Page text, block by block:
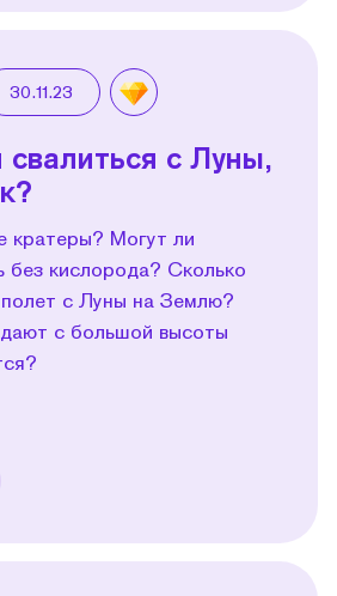
30.11.23
с Луны,
кратеры? Могут ли
без кислорода? Сколько
с Луны на Землю?
с большой высоты